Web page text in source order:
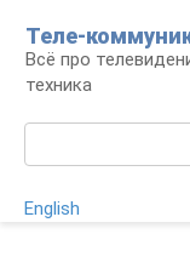
контенту
Теле-
Всё про
техника
English